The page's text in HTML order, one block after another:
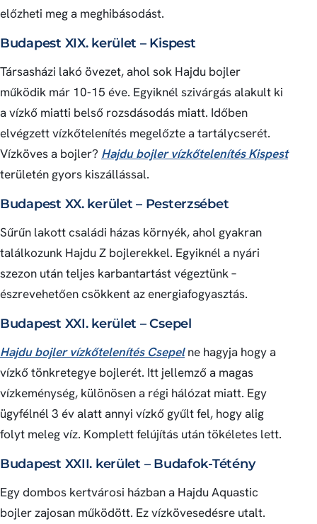
előzheti meg a meghibásodást.
Budapest XIX. kerület – Kispest
Társasházi lakó övezet, ahol sok Hajdu bojler
működik már 10-15 éve. Egyiknél szivárgás alakult ki
a vízkő miatti belső rozsdásodás miatt. Időben
elvégzett vízkőtelenítés megelőzte a tartálycserét.
Vízköves a bojler? Hajdu bojler vízkőtelenítés Kispest
területén gyors kiszállással.
Budapest XX. kerület – Pesterzsébet
Sűrűn lakott családi házas környék, ahol gyakran
találkozunk Hajdu Z bojlerekkel. Egyiknél a nyári
szezon után teljes karbantartást végeztünk –
észrevehetően csökkent az energiafogyasztás.
Budapest XXI. kerület – Csepel
Hajdu bojler vízkőtelenítés Csepelne hagyja hogy a
vízkő tönkretegye bojlerét. Itt jellemző a magas
vízkeménység, különösen a régi hálózat miatt. Egy
ügyfélnél 3 év alatt annyi vízkő gyűlt fel, hogy alig
folyt meleg víz. Komplett felújítás után tökéletes lett.
Budapest XXII. kerület – Budafok-Tétény
Egy dombos kertvárosi házban a Hajdu Aquastic
bojler zajosan működött. Ez vízkövesedésre utalt.